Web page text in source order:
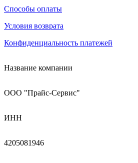
Способы оплаты
Условия возврата
Конфиденциальность платежей
Название компании
ООО "Прайс-Сервис"
ИНН
4205081946